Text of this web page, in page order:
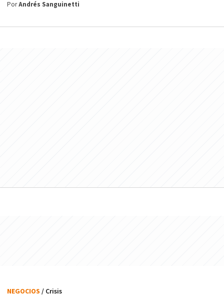
PorAndrés Sanguinetti
NEGOCIOS / Crisis